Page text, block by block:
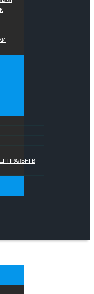
ПРАЛЬНІ В